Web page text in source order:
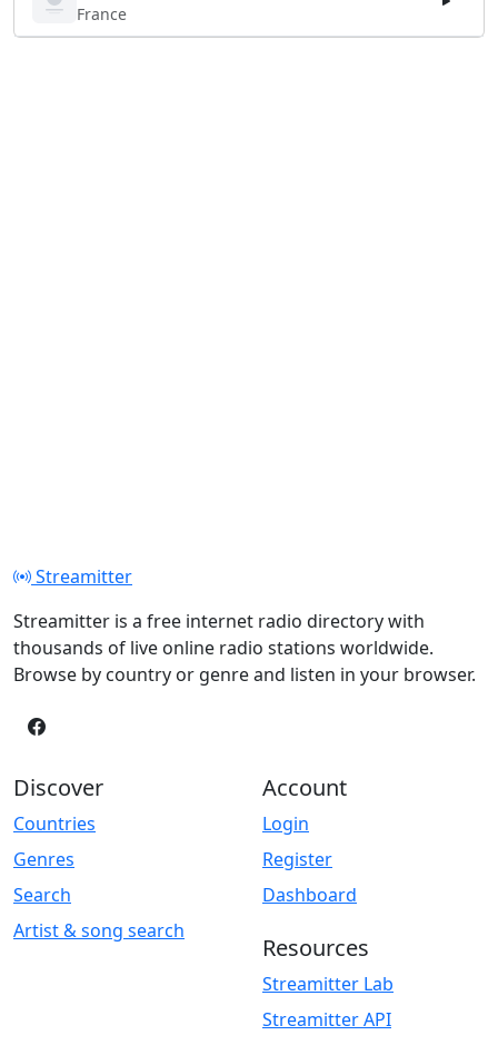
France
Streamitter
Streamitter is a free internet radio directory with
thousands of live online radio stations worldwide.
Browse by country or genre and listen in your browser.
Discover
Countries
Genres
Search
Artist & song search
Account
Login
Register
Dashboard
Resources
Streamitter Lab
Streamitter API